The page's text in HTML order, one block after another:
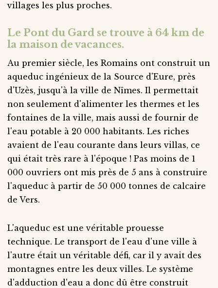
villages les plus proches.
Le Pont du Gard se trouve à 64 km de
la maison de vacances.
Au premier siècle, les Romains ont construit un
aqueduc ingénieux de la Source d'Eure, près
d'Uzès, jusqu'à la ville de Nîmes. Il permettait
non seulement d'alimenter les thermes et les
fontaines de la ville, mais aussi de fournir de
l'eau potable à 20 000 habitants. Les riches
avaient de l'eau courante dans leurs villas, ce
qui était très rare à l'époque ! Pas moins de 1
000 ouvriers ont mis près de 5 ans à construire
l'aqueduc à partir de 50 000 tonnes de calcaire
de Vers.
L'aqueduc est une véritable prouesse
technique. Le transport de l'eau d'une ville à
l'autre était un véritable défi, car il y avait des
montagnes entre les deux villes. Le système
d'adduction d'eau a donc dû être construit